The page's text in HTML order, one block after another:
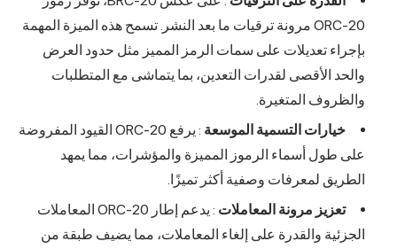
ORC-20 مرونة ترقيات ما بعد النشر. تسمح هذه الميزة المهمة
بإجراء تعديلات على سمات الرمز المميز مثل حدود العرض
والحد الأقصى لقدرات التعدين، بما يتماشى مع المتطلبات
والظروف المتغيرة.
خيارات التسمية الموسعة
: يرفع ORC-20 القيود المفروضة
على طول أسماء الرموز المميزة والمؤشرات، مما يمهد
الطريق لمعرفات وصفية أكثر تميزًا.
تعزيز مرونة المعاملات
: يدعم إطار ORC-20 المعاملات
الجزئية والقدرة على إلغاء المعاملات، مما يضيف طبقة من